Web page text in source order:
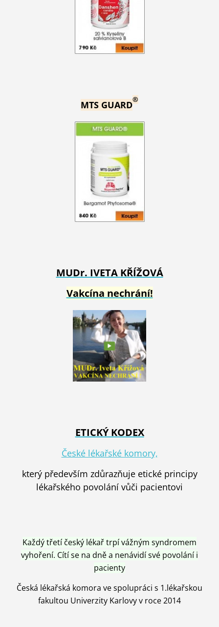
MTS GUARD®
MUDr. IVETA KŘÍŽOVÁ
Vakcína nechrání!
ETICKÝ KODEX
České lékařské komory,
který především zdůrazňuje etické principy
lékařského povolání vůči pacientovi
Každý třetí český lékař trpí vážným syndromem
vyhoření. Cítí se na dně a nenávidí své povolání i
pacienty
Česká lékařská komora ve spolupráci s 1.lékařskou
fakultou Univerzity Karlovy v roce 2014